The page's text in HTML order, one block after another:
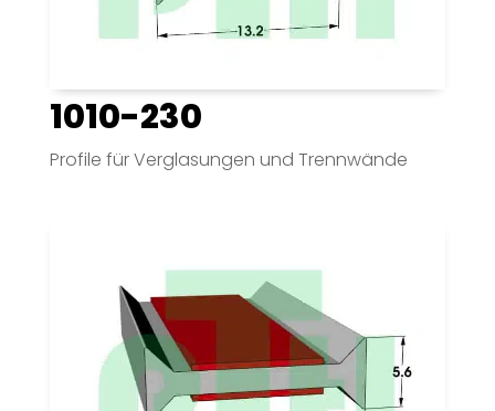
1010-230
Profile für Verglasungen und Trennwände